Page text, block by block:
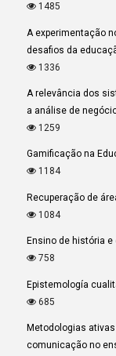
1485
A experimentação
desafios da
1336
A relevância dos
a análise de
1259
Gamificação na
1184
Recuperação de
1084
Ensino de história
758
Epistemología
685
Metodologias
comunicação no